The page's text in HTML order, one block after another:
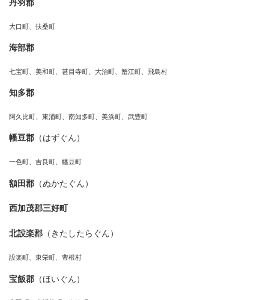
丹羽郡
大口町、扶桑町
海部郡
七宝町、美和町、甚目寺町、大治町、蟹江町、飛島村
知多郡
阿久比町、東浦町、南知多町、美浜町、武豊町
幡豆郡 （はずぐん）
一色町、吉良町、幡豆町
額田郡 （ぬかたぐん）
西加茂郡三好町
北設楽郡 （きたしたらぐん）
設楽町、東栄町、豊根村
宝飯郡 （ほいぐん）